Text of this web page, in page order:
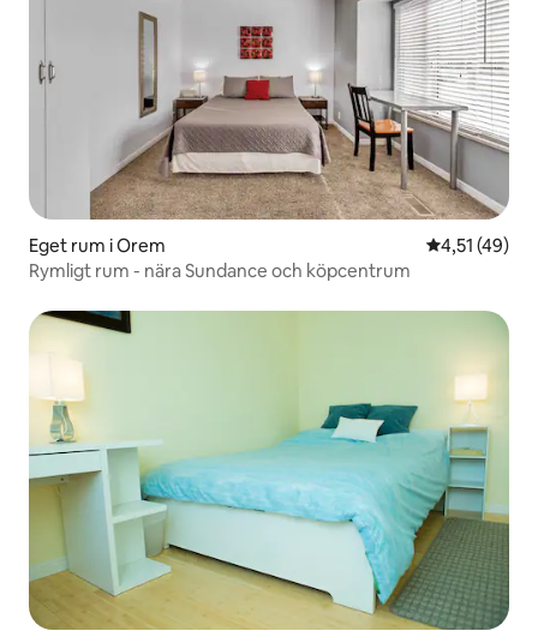
Eget rum i Orem 4,51 av 5 i
4,51 (49)
Rymligt rum - nära Sundance och köpcentrum